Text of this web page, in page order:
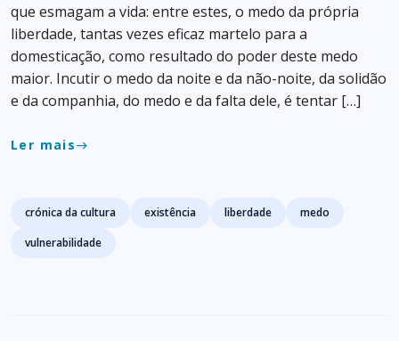
que esmagam a vida: entre estes, o medo da própria
liberdade, tantas vezes eficaz martelo para a
domesticação, como resultado do poder deste medo
maior. Incutir o medo da noite e da não-noite, da solidão
e da companhia, do medo e da falta dele, é tentar […]
Ler maiseast
Tags
crónica da cultura existência liberdade
medo
vulnerabilidade